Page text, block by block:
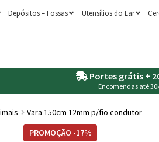
Depósitos – Fossas Utensílios do Lar
Portes grátis +
Encomendas até
Vara 150cm 12mm p/fio condutor
PROMOÇÃO -17%